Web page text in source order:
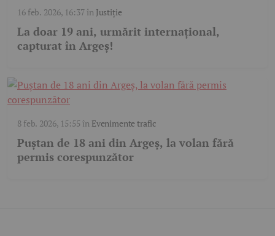
16 feb. 2026, 16:37în Justiție
La doar 19 ani, urmărit internațional,
capturat în Argeș!
8 feb. 2026, 15:55 în Evenimente trafic
Puștan de 18 ani din Argeș, la volan fără
permis corespunzător